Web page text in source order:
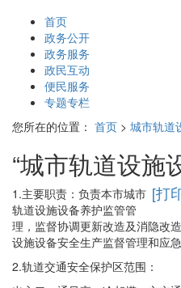
首页
政务公开
政务服务
政民互动
便民服务
专题专栏
您所在的位置： 首页 > 城市轨道
“城市轨道设施
[打
1.主要职责：负责本市城市
轨道设施设备养护监管管
理，监督协调更新改造及消隐改
设施设备安全生产监督管理和应急
2.轨道交通安全保护区范围：